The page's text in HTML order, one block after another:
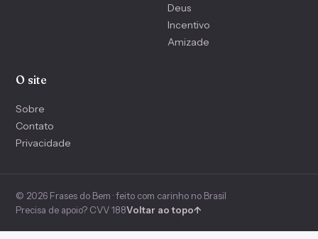
Deus
Incentivo
Amizade
O site
Sobre
Contato
Privacidade
© 2026 Frases do Bem · feito com carinho no Brasil
Precisa de apoio? CVV 188Voltar ao topo↑